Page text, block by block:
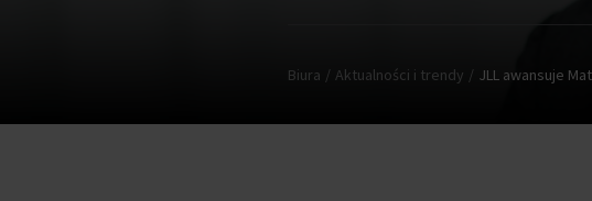
Biura Aktualności i trendy JLL awansuje